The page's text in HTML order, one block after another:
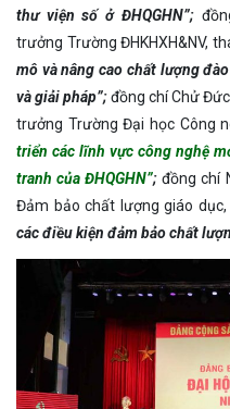
thư viện số ở ĐHQGHN”;
trưởng Trường ĐHKHXH&NV,
mô và nâng cao chất lượng
và giải pháp”; đồng chí Chử
trưởng Trường Đại học Công
triển các lĩnh vực công nghệ
tranh của ĐHQGHN”; đồng chí
Đảm bảo chất lượng giáo
các điều kiện đảm bảo chất